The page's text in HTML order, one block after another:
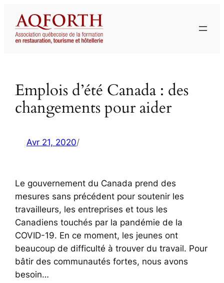
contenu
Emplois d’été Canada : des
changements pour aider
Avr 21, 2020/
Le gouvernement du Canada prend des
mesures sans précédent pour soutenir les
travailleurs, les entreprises et tous les
Canadiens touchés par la pandémie de la
COVID-19. En ce moment, les jeunes ont
beaucoup de difficulté à trouver du travail. Pour
bâtir des communautés fortes, nous avons
besoin…